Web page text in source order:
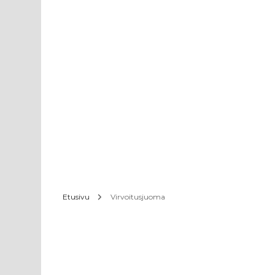
Etusivu Virvoitusjuoma